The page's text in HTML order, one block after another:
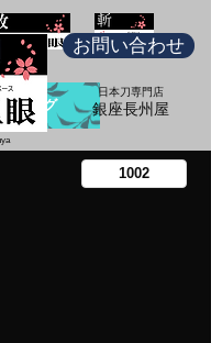
ブログ
お問い合わせ
日本刀専門店
​銀座長州屋